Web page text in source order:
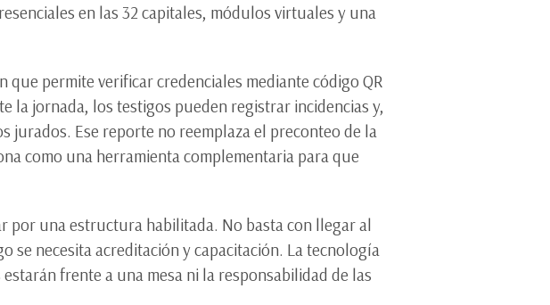
en las 32 capitales, módulos virtuales y una
permite verificar credenciales mediante código QR
la jornada, los testigos pueden registrar incidencias y,
Ese reporte no reemplaza el preconteo de la
como una herramienta complementaria para que
por una estructura habilitada. No basta con llegar al
se necesita acreditación y capacitación. La tecnología
frente a una mesa ni la responsabilidad de las